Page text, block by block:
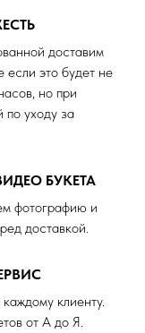
доставим
если это будет не
но при
по уходу за
БУКЕТА
фотографию и
доставкой.
клиенту.
от А до Я.